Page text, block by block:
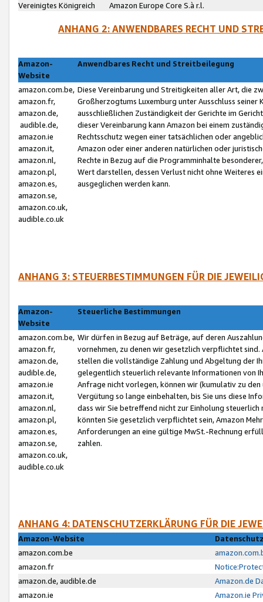
Vereinigtes Königreich
Amazon Europe Core S.à r.l.
ANHANG 2: ANWENDBARES RECHT UND
Amazon-
Website
Anwendbares Recht und Streitbeilegung
amazon.com.be,
amazon.fr,
amazon.de,
audible.de,
amazon.ie
amazon.it,
amazon.nl,
amazon.pl,
amazon.es,
amazon.se,
amazon.co.uk,
audible.co.uk
Diese Vereinbarung und Streitigkeiten aller Art, die
Großherzogtums Luxemburg unter Ausschluss
ausschließlichen Zuständigkeit der Gerichte im
dieser Vereinbarung kann Amazon bei einem
Rechtsschutz wegen einer tatsächlichen oder
Amazon oder einer anderen natürlichen oder
Rechte in Bezug auf die Programminhalte
Wert darstellen, dessen Verlust nicht ohne Weiteres
ausgeglichen werden kann.
ANHANG 3: STEUERBESTIMMUNGEN FÜR DIE
Amazon-
Website
Steuerliche Bestimmungen
amazon.com.be,
amazon.fr,
amazon.de,
audible.de,
amazon.ie
amazon.it,
amazon.nl,
amazon.pl,
amazon.es,
amazon.se,
amazon.co.uk,
audible.co.uk
Wir dürfen in Bezug auf Beträge, auf deren
vornehmen, zu denen wir gesetzlich verpflichtet
stellen die vollständige Zahlung und Abgeltung der
gelegentlich steuerlich relevante Informationen von
Anfrage nicht vorlegen, können wir (kumulativ zu
Vergütung so lange einbehalten, bis Sie uns diese
dass wir Sie betreffend nicht zur Einholung
könnten Sie gesetzlich verpflichtet sein, Amazon
Anforderungen an eine gültige MwSt.-Rechnung
zahlen.
ANHANG 4: DATENSCHUTZERKLÄRUNG FÜR DIE
Amazon-Website
amazon.com.be
amazon.fr
amazon.de, audible.de
Amazon.de
amazon.ie
Amazon.ie